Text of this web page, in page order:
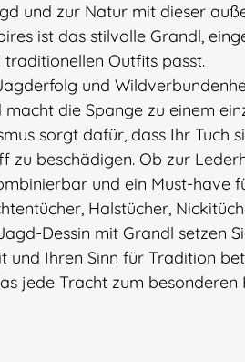
und zur Natur mit dieser
ist das stilvolle Grandl,
Outfits passt.
und
die Spange zu einem
sorgt dafür, dass Ihr Tuch
zu beschädigen. Ob zur
und ein Must-have
Halstücher,
Dessin mit Grandl setzen
und Ihren Sinn für Tradition
jede Tracht zum